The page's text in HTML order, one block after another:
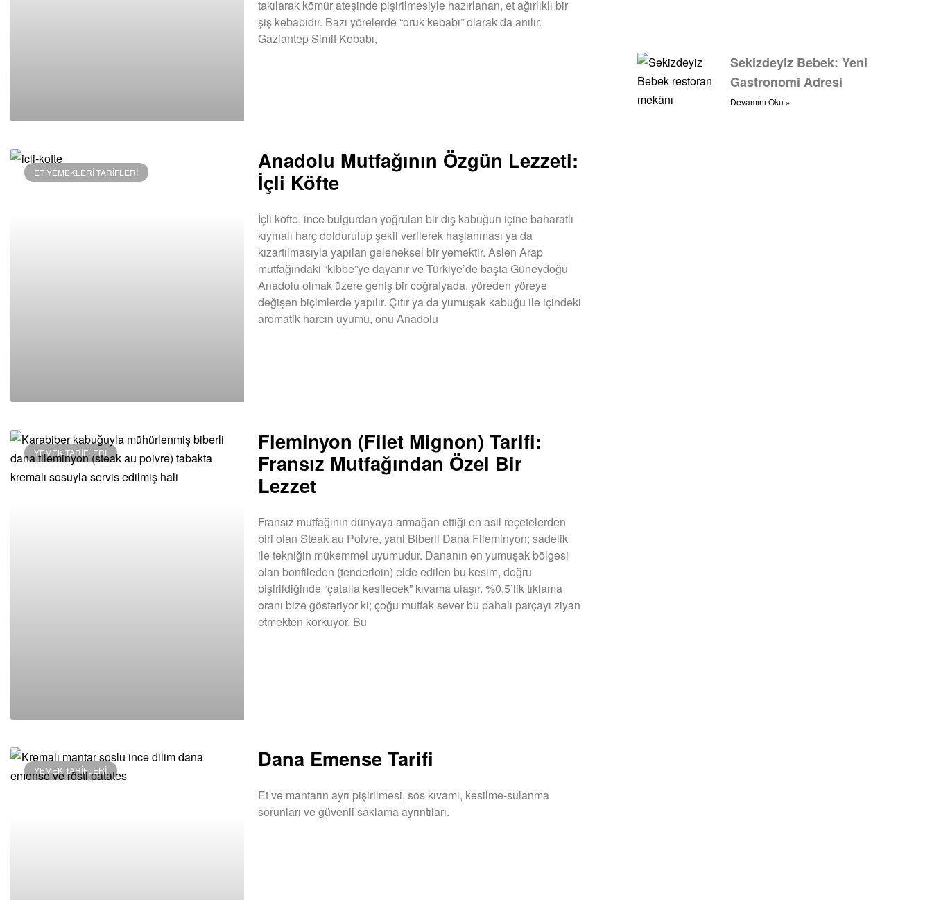
takılarak kömür ateşinde pişirilmesiyle hazırlanan, et ağırlıklı bir
şiş kebabıdır. Bazı yörelerde “oruk kebabı” olarak da anılır.
Gaziantep Simit Kebabı,
ET YEMEKLERI TARIFLERI
Anadolu Mutfağının Özgün Lezzeti:
İçli Köfte
İçli köfte, ince bulgurdan yoğrulan bir dış kabuğun içine baharatlı
kıymalı harç doldurulup şekil verilerek haşlanması ya da
kızartılmasıyla yapılan geleneksel bir yemektir. Aslen Arap
mutfağındaki “kibbe”ye dayanır ve Türkiye’de başta Güneydoğu
Anadolu olmak üzere geniş bir coğrafyada, yöreden yöreye
değişen biçimlerde yapılır. Çıtır ya da yumuşak kabuğu ile içindeki
aromatik harcın uyumu, onu Anadolu
YEMEK TARIFLERI
Fleminyon (Filet Mignon) Tarifi:
Fransız Mutfağından Özel Bir
Lezzet
Fransız mutfağının dünyaya armağan ettiği en asil reçetelerden
biri olan Steak au Poivre, yani Biberli Dana Fileminyon; sadelik
ile tekniğin mükemmel uyumudur. Dananın en yumuşak bölgesi
olan bonfileden (tenderloin) elde edilen bu kesim, doğru
pişirildiğinde “çatalla kesilecek” kıvama ulaşır. %0,5’lik tıklama
oranı bize gösteriyor ki; çoğu mutfak sever bu pahalı parçayı ziyan
etmekten korkuyor. Bu
YEMEK TARIFLERI Dana Emense Tarifi
Et ve mantarın ayrı pişirilmesi, sos kıvamı, kesilme-sulanma
sorunları ve güvenli saklama ayrıntıları.
Sekizdeyiz Bebek: Yeni
Gastronomi Adresi
Devamını Oku »